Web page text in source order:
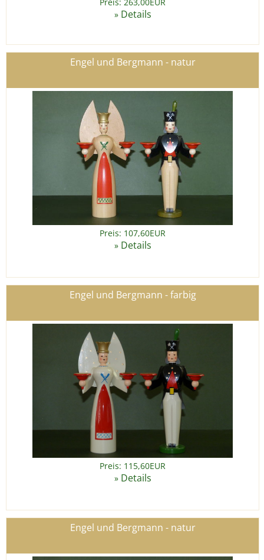
Preis: 263,00EUR
» Details
Engel und Bergmann - natur
Preis: 107,60EUR
» Details
Engel und Bergmann - farbig
Preis: 115,60EUR
» Details
Engel und Bergmann - natur